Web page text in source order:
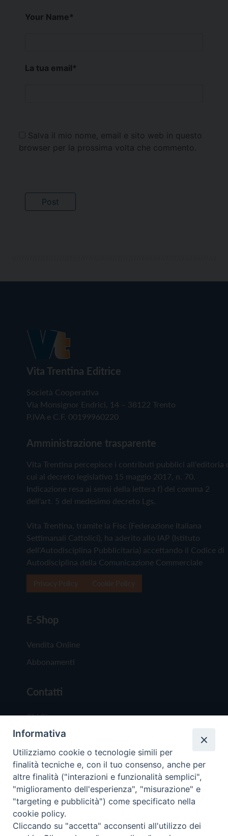
Your Name*
La tua email*
Salva il mio nome, email e sito web in questo
browser per la prossima volta che commento.
Vita Trentina Editrice
Società Cooperativa
Via Monsignor Endrici, 14 – 38122 Trento
P.IVA e C.F. 00199960220
Amministrazione trasparente
Vita Trentina percepisce i contributi pubblici all'editoria
cui al decreto legislativo 15 maggio 2017, n. 70.
Indicazione resa ai sensi della lettera f) del comma 2
dell'art. 5 del medesimo decreto Lgs.
Vita Trentina, tramite la Fisc (Federazione Italiana
Settimanali Cattolici), ha aderito allo IAP (Istituto
dell'Autodisciplina Pubblicitaria) accettando il Codice di
Autodisciplina della Comunicazione Commerciale
E-Shop
Vendita Online
Abbonamenti
Contatti
Chi Siamo
Redazione
Scrivici
Copyright © 2019 - Tutti i diritti riservati - Vita
Trentina Editrice
Informativa
Utilizziamo cookie o tecnologie simili per
finalità tecniche e, con il tuo consenso, anche per
altre finalità ("interazioni e funzionalità semplici",
"miglioramento dell'esperienza", "misurazione" e
"targeting e pubblicità") come specificato nella
cookie policy.
Cliccando su "accetta" acconsenti all'utilizzo dei